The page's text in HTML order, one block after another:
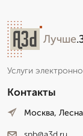
Лучше
Услуги
Контакты
Москва,